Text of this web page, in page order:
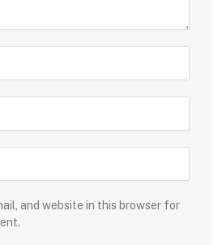
and website in this browser for